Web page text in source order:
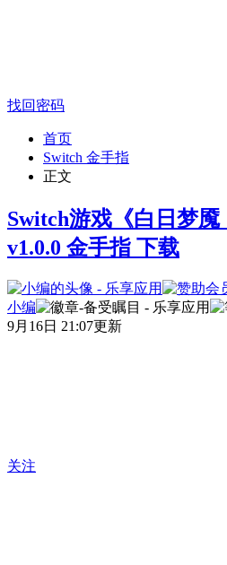
找回密码
首页
Switch 金手指
正文
Switch游戏《白日梦魇
v1.0.0 金手指 下载
小编
9月16日 21:07更新
关注